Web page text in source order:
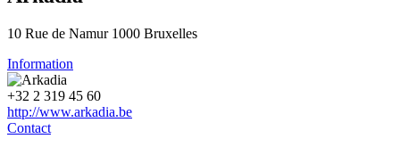
10 Rue de Namur 1000 Bruxelles
Information
+32 2 319 45 60
http://www.arkadia.be
Contact